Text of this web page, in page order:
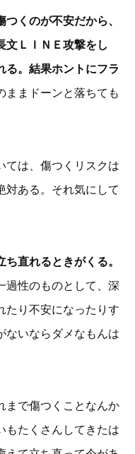
つくのが不安だから、
文ＬＩＮＥ攻撃をし
る。結果ホントにフラ
ままドーンと落ちても
ては、傷つくリスクは
対ある。それ気にして
直れるときがくる。
過性のものとして、深
たり不安になったりす
ないならダメなもんは
まで傷つくことなんか
もたくさんしてきたは